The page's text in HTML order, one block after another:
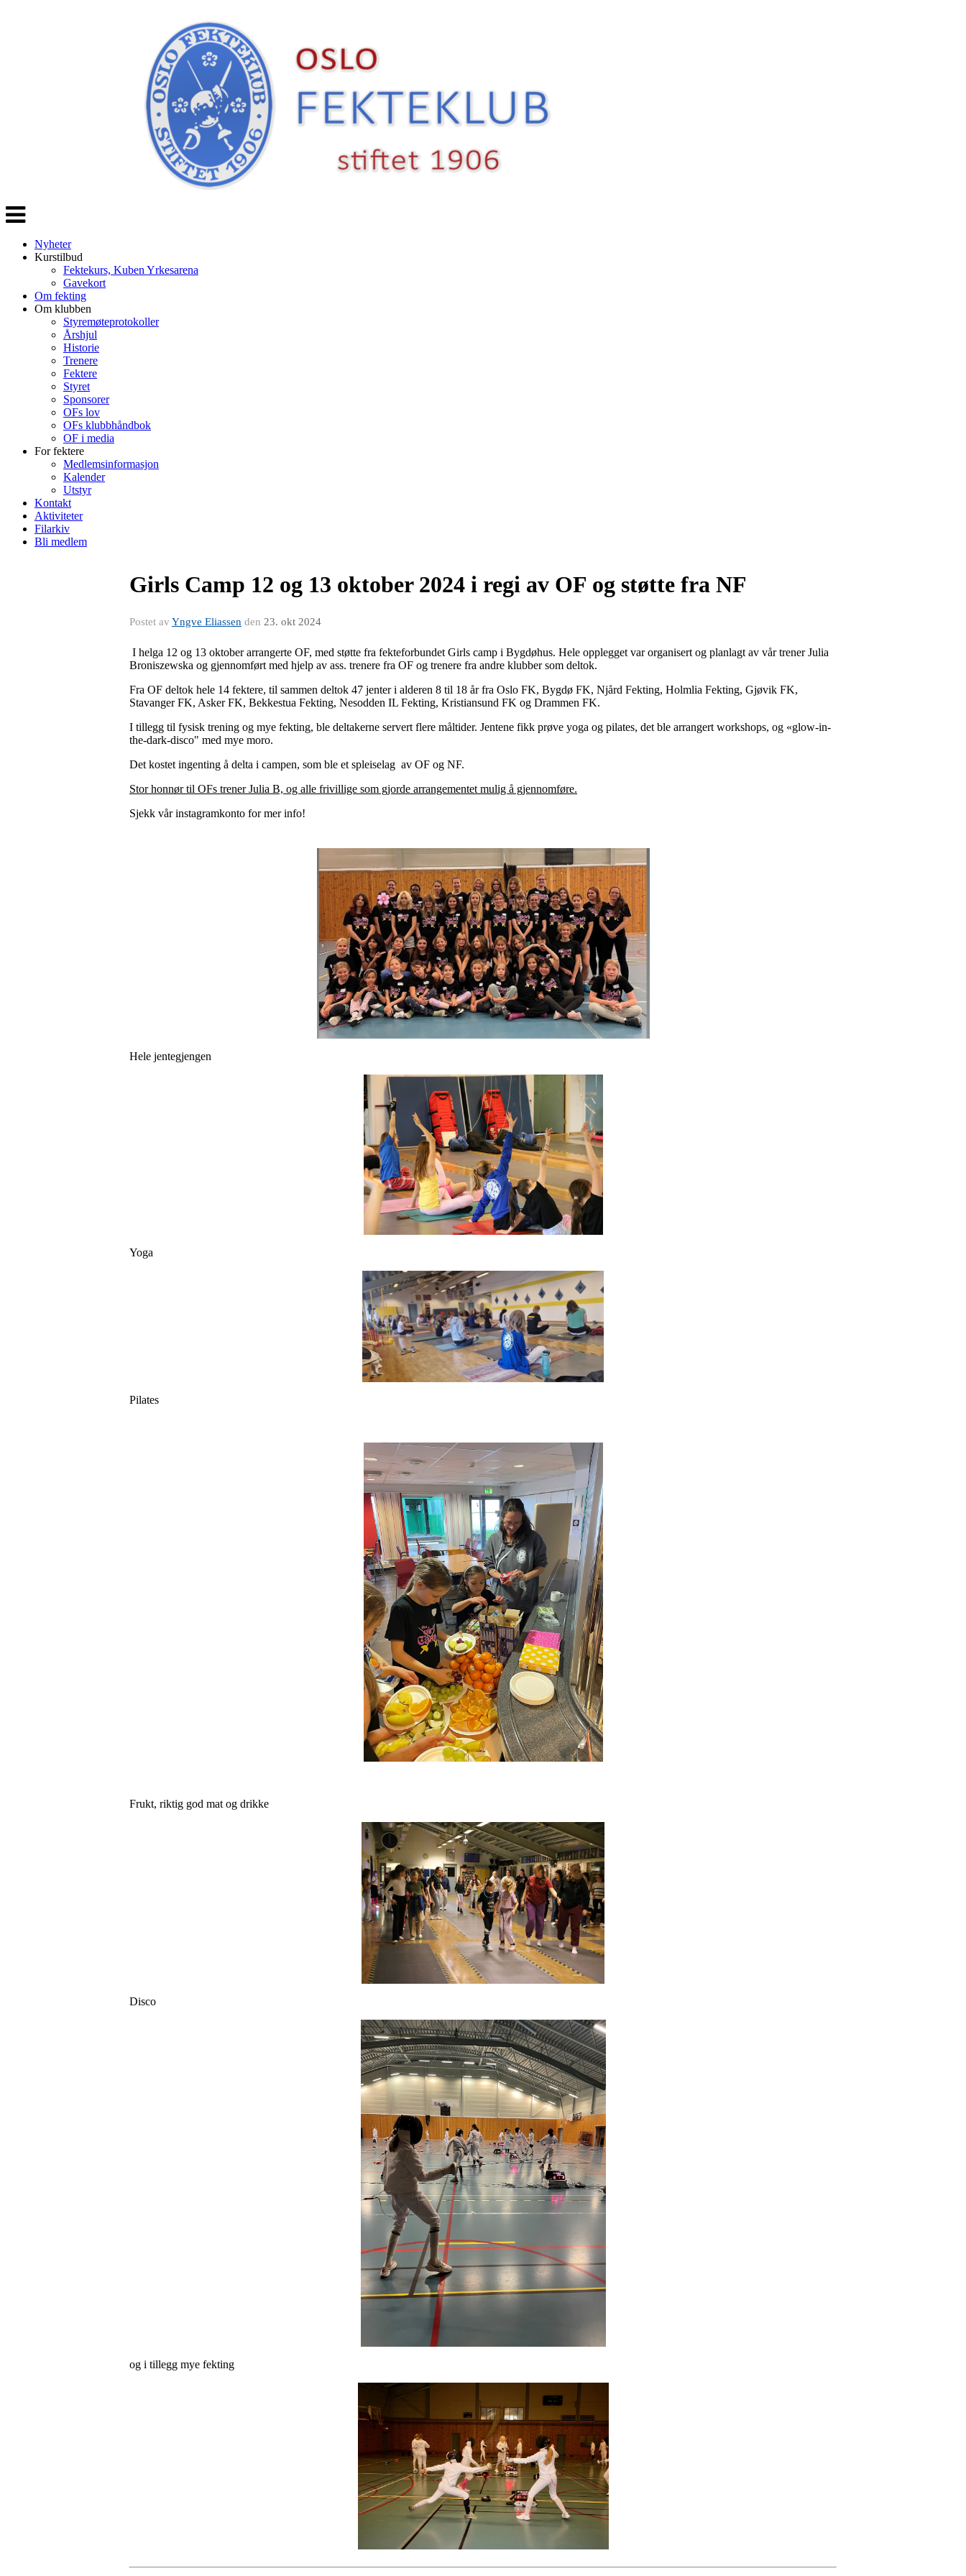
Veksle
navigasjon
Nyheter
Kurstilbud
Fektekurs, Kuben Yrkesarena
Gavekort
Om fekting
Om klubben
Styremøteprotokoller
Årshjul
Historie
Trenere
Fektere
Styret
Sponsorer
OFs lov
OFs klubbhåndbok
OF i media
For fektere
Medlemsinformasjon
Kalender
Utstyr
Kontakt
Aktiviteter
Filarkiv
Bli medlem
Girls Camp 12 og 13 oktober 2024 i regi av OF og støtte fra NF
Postet av Yngve Eliassen den 23. okt 2024
I helga 12 og 13 oktober arrangerte OF, med støtte fra fekteforbundet Girls camp i Bygdøhus. Hele opplegget var organisert og planlagt av vår trener Julia
Broniszewska og gjennomført med hjelp av ass. trenere fra OF og trenere fra andre klubber som deltok.
Fra OF deltok hele 14 fektere, til sammen deltok 47 jenter i alderen 8 til 18 år fra Oslo FK, Bygdø FK, Njård Fekting, Holmlia Fekting, Gjøvik FK,
Stavanger FK, Asker FK, Bekkestua Fekting, Nesodden IL Fekting, Kristiansund FK og Drammen FK.
I tillegg til fysisk trening og mye fekting, ble deltakerne servert flere måltider. Jentene fikk prøve yoga og pilates, det ble arrangert workshops, og «glow-in-
the-dark-disco" med mye moro.
Det kostet ingenting å delta i campen, som ble et spleiselag av OF og NF.
Stor honnør til OFs trener Julia B, og alle frivillige som gjorde arrangementet mulig å gjennomføre.
Sjekk vår instagramkonto for mer info!
Hele jentegjengen
Yoga
Pilates
Frukt, riktig god mat og drikke
Disco
og i tillegg mye fekting